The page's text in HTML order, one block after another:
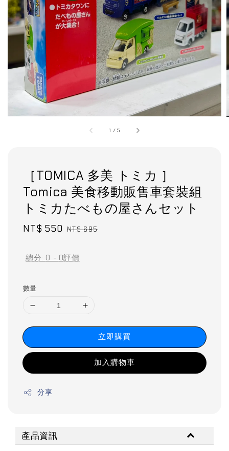
1 /5
［TOMICA 多美 トミカ ］
Tomica 美食移動販售車套裝組
トミカたべもの屋さんセット
Sale
NT$ 550 Regular
NT$ 695
總分: 0 - 0評價
數量
立即購買
加入購物車
分享
產品資訊